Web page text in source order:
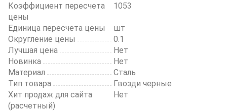
Коэффициент пересчета
цены
1053
Единица пересчета цены
шт
Округление цены
0.1
Лучшая цена
Нет
Новинка
Нет
Материал
Сталь
Тип товара
Гвозди черные
Хит продаж для сайта
(расчетный)
Нет